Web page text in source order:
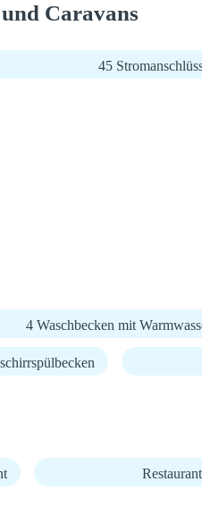
Caravans
45
4 Waschbecken mit